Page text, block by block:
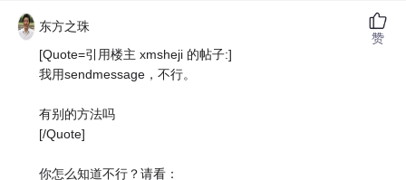
东方之珠
[Quote=引用楼主 xmsheji 的帖子:]
我用sendmessage，不行。
有别的方法吗
[/Quote]
你怎么知道不行？请看：
赞